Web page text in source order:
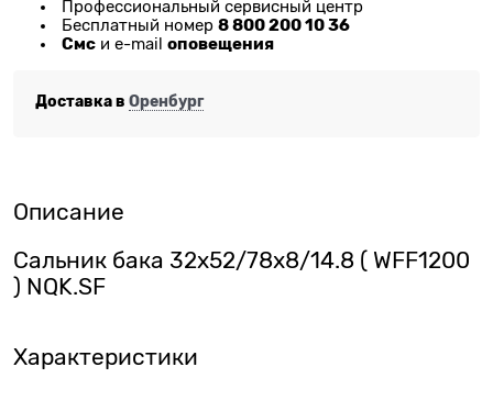
Профессиональный сервисный центр
Бесплатный номер 8 800 200 10 36
Смс и e-mail оповещения
Доставка в Оренбург
Описание
Сальник бака 32х52/78х8/14.8 ( WFF1200
) NQK.SF
Характеристики